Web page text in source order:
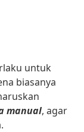
untuk
biasanya
manual, agar